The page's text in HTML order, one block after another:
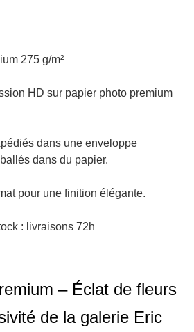
275 g/m²
HD sur papier photo premium
dans une enveloppe
dans du papier.
pour une finition élégante.
: livraisons 72h
– Éclat de fleurs
de la galerie Eric